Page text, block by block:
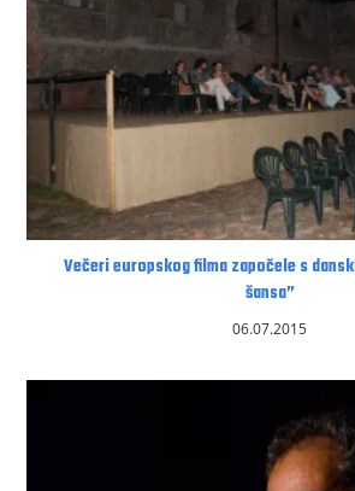
Večeri europskog filma započele s
šansa”
06.07.2015